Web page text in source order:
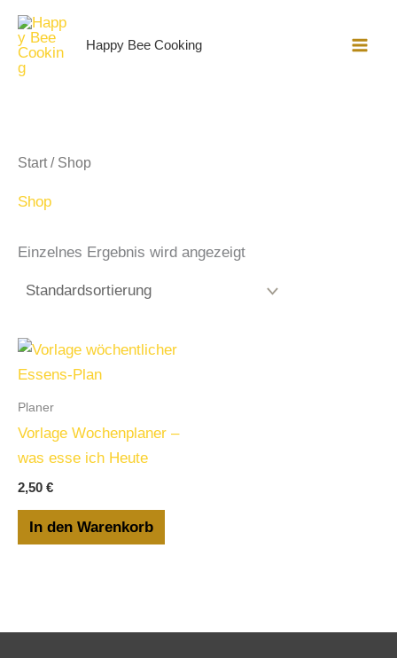
Zum
Inhalt
springen
Happy Bee Cooking
Start/ Shop
Shop
Einzelnes Ergebnis wird angezeigt
Planer
Vorlage Wochenplaner –
was esse ich Heute
2,50 €
In den Warenkorb